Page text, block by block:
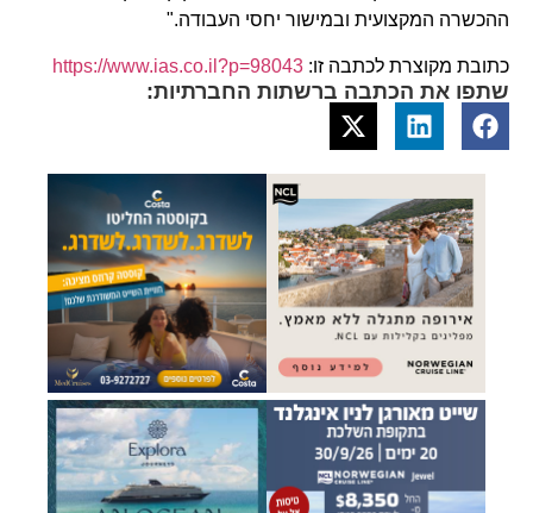
ההכשרה המקצועית ובמישור יחסי העבודה."
כתובת מקוצרת לכתבה זו: https://www.ias.co.il?p=98043
שתפו את הכתבה ברשתות החברתיות: